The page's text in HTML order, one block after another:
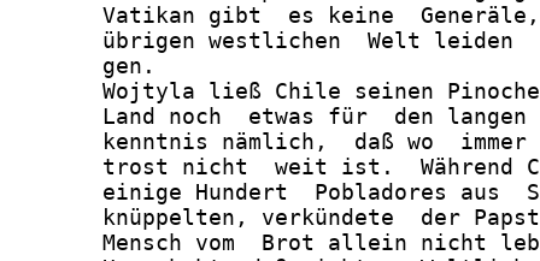
Vatikan gibt  es keine
übrigen westlichen  Welt leiden
       gen.
Wojtyla ließ Chile seinen
Land noch  etwas für  den
kenntnis nämlich,  daß wo
trost nicht  weit ist.  Während
einige Hundert  Pobladores aus
knüppelten, verkündete  der
Mensch vom  Brot allein nicht